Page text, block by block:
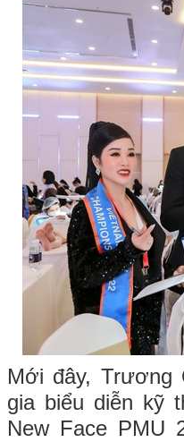
Mới đây, Trương
gia biểu diễn kỹ
New Face PMU